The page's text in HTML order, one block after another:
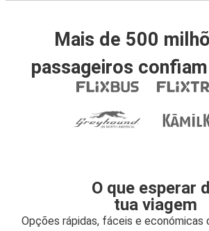
Mais de 500
passageiros
O que esperar
tua viagem
Opções rápidas, fáceis e económicas